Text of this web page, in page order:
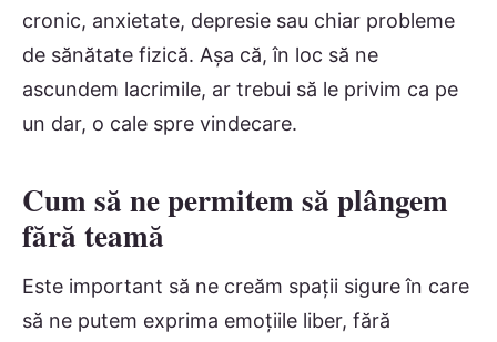
cronic, anxietate, depresie sau chiar probleme
de sănătate fizică. Așa că, în loc să ne
ascundem lacrimile, ar trebui să le privim ca pe
un dar, o cale spre vindecare.
Cum să ne permitem să plângem
fără teamă
Este important să ne creăm spații sigure în care
să ne putem exprima emoțiile liber, fără